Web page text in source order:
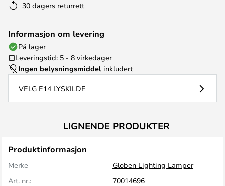
30 dagers returrett
Informasjon om levering
På lager
Leveringstid: 5 - 8 virkedager
Ingen belysningsmiddel inkludert
VELG E14 LYSKILDE
LIGNENDE PRODUKTER
Produktinformasjon
Merke
Globen Lighting Lamper
Art. nr.:
70014696